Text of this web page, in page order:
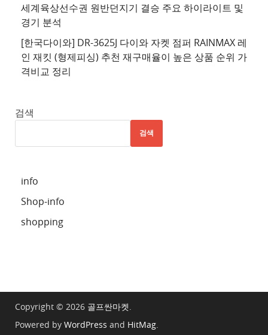
사
이
트
추
사
이
추
사
이
사
트
세계육상선수권 원반던지기 결승 주요 하이라이트 및
경기 분석
[한국다이와] DR-3625J 다이와 자켓 점퍼 RAINMAX 레
인 재킷 (형제피싱) 추천 재구매율이 높은 상품 순위 가
격비교 정리
검색
검색
info
Shop-info
shopping
Copyright © 2026 골프싼마켓.
Powered by WordPress and HitMag.